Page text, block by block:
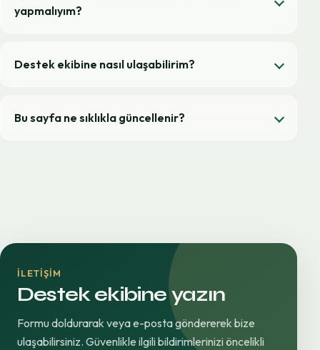
yapmalıyım?
Destek ekibine nasıl ulaşabilirim?
Bu sayfa ne sıklıkla güncellenir?
İLETIŞIM
Destek ekibine yazın
Formu doldurarak veya e-posta göndererek bize
ulaşabilirsiniz. Güvenlikle ilgili bildirimlerinizi öncelikli